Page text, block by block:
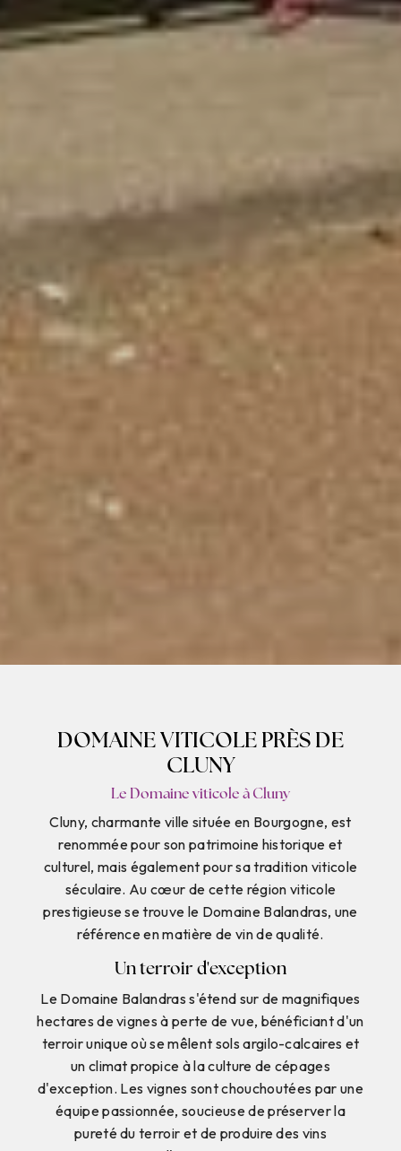
DOMAINE VITICOLE PRÈS DE
CLUNY
Le Domaine viticole à Cluny
Cluny, charmante ville située en Bourgogne, est
renommée pour son patrimoine historique et
culturel, mais également pour sa tradition viticole
séculaire. Au cœur de cette région viticole
prestigieuse se trouve le Domaine Balandras, une
référence en matière de vin de qualité.
Un terroir d'exception
Le Domaine Balandras s'étend sur de magnifiques
hectares de vignes à perte de vue, bénéficiant d'un
terroir unique où se mêlent sols argilo-calcaires et
un climat propice à la culture de cépages
d'exception. Les vignes sont chouchoutées par une
équipe passionnée, soucieuse de préserver la
pureté du terroir et de produire des vins